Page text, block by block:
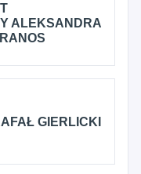
ALEKSANDRA
GIERLICKI